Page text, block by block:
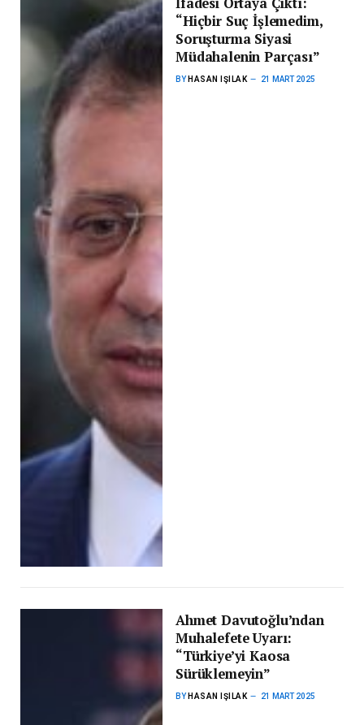
“Hiçbir Suç İşlemedim,
Soruşturma Siyasi
Müdahalenin Parçası”
BY HASAN IŞILAK 21 MART 2025
Ahmet Davutoğlu’ndan
Muhalefete Uyarı:
“Türkiye’yi Kaosa
Sürüklemeyin”
BY HASAN IŞILAK 21 MART 2025